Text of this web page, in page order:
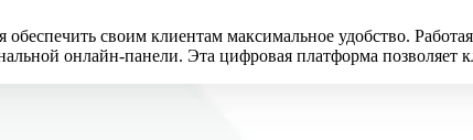
своим клиентам максимальное удобство.
онлайн-панели. Эта цифровая платформа позволяет